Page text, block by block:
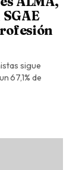
sigue
67,1% de